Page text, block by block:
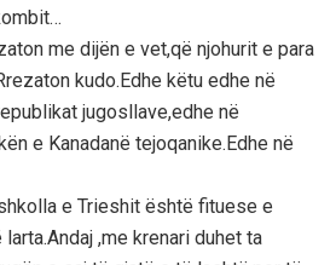
me dijën e vet,që njohurit e para
kudo.Edhe këtu edhe në
jugosllave,edhe në
e Kanadanë tejoqanike.Edhe në
e Trieshit është fituese e
,me krenari duhet ta